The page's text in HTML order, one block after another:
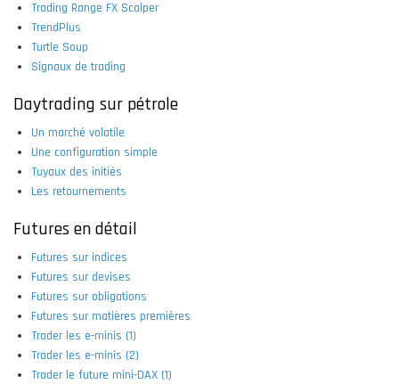
Trading Range FX Scalper
TrendPlus
Turtle Soup
Signaux de trading
Daytrading sur pétrole
Un marché volatile
Une configuration simple
Tuyaux des initiés
Les retournements
Futures en détail
Futures sur indices
Futures sur devises
Futures sur obligations
Futures sur matières premières
Trader les e-minis (1)
Trader les e-minis (2)
Trader le future mini-DAX (1)